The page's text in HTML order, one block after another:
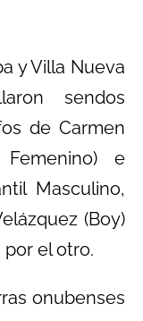
y Villa Nueva
sendos
de Carmen
e
Masculino,
(Boy)
el otro.
onubenses